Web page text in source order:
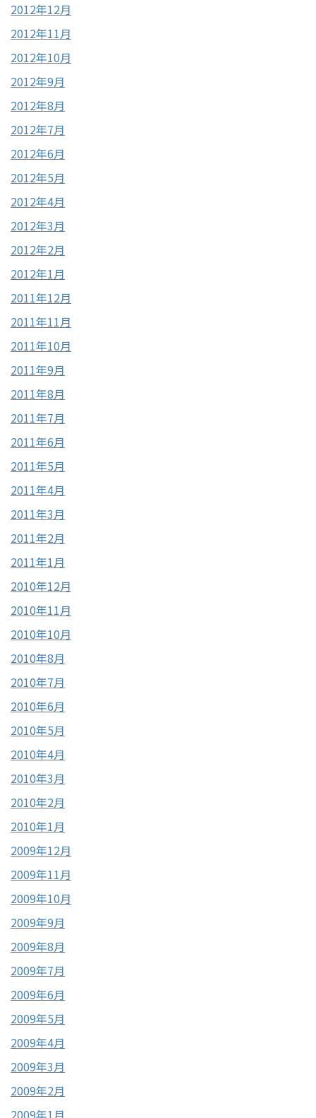
2012年12月
2012年11月
2012年10月
2012年9月
2012年8月
2012年7月
2012年6月
2012年5月
2012年4月
2012年3月
2012年2月
2012年1月
2011年12月
2011年11月
2011年10月
2011年9月
2011年8月
2011年7月
2011年6月
2011年5月
2011年4月
2011年3月
2011年2月
2011年1月
2010年12月
2010年11月
2010年10月
2010年8月
2010年7月
2010年6月
2010年5月
2010年4月
2010年3月
2010年2月
2010年1月
2009年12月
2009年11月
2009年10月
2009年9月
2009年8月
2009年7月
2009年6月
2009年5月
2009年4月
2009年3月
2009年2月